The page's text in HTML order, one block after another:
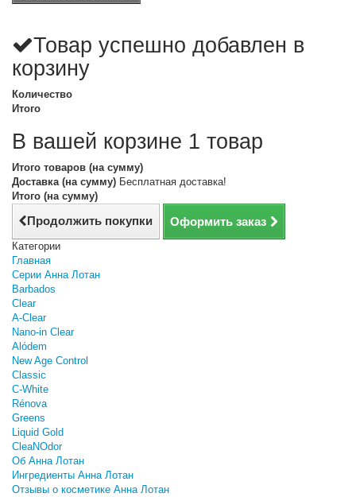
Товар успешно добавлен в
корзину
Количество
Итого
В вашей корзине 1 товар
Итого товаров (на сумму)
Доставка (на сумму) Бесплатная доставка!
Итого (на сумму)
Продолжить покупки Оформить заказ
Категории
Главная
Серии Анна Лотан
Barbados
Clear
A-Clear
Nano-in Clear
Alódem
New Age Control
Classic
C-White
Rénova
Greens
Liquid Gold
CleaNOdor
Об Анна Лотан
Ингредиенты Анна Лотан
Отзывы о косметике Анна Лотан